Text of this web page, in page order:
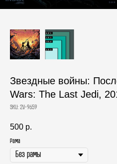
Звездные войны:
Wars: The Last Jedi,
SKU: 2V-9659
500 р.
Рама